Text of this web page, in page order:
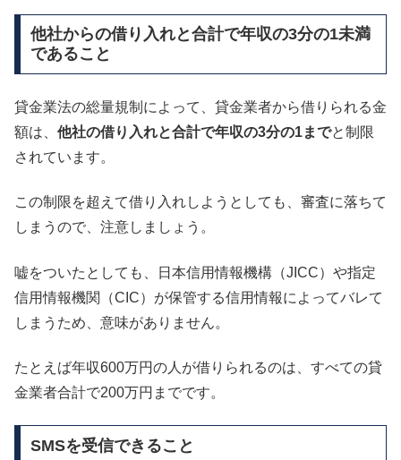
他社からの借り入れと合計で年収の3分の1未満
であること
貸金業法の総量規制によって、貸金業者から借りられる金
額は、 他社の借り入れと合計で年収の3分の1までと制限
されています。
この制限を超えて借り入れしようとしても、審査に落ちて
しまうので、注意しましょう。
嘘をついたとしても、日本信用情報機構（JICC）や指定
信用情報機関（CIC）が保管する信用情報によってバレて
しまうため、意味がありません。
たとえば年収600万円の人が借りられるのは、すべての貸
金業者合計で200万円までです。
SMSを受信できること